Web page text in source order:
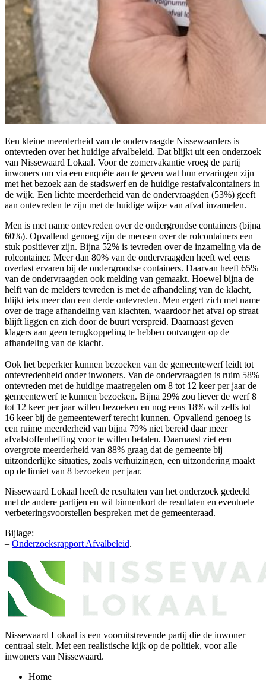
Een kleine meerderheid van de ondervraagde Nissewaarders is
ontevreden over het huidige afvalbeleid. Dat blijkt uit een onderzoek
van Nissewaard Lokaal. Voor de zomervakantie vroeg de partij
inwoners om via een enquête aan te geven wat hun ervaringen zijn
met het bezoek aan de stadswerf en de huidige restafvalcontainers in
de wijk. Een lichte meerderheid van de ondervraagden (53%) geeft
aan ontevreden te zijn met de huidige wijze van afval inzamelen.
Men is met name ontevreden over de ondergrondse containers (bijna
60%). Opvallend genoeg zijn de mensen over de rolcontainers een
stuk positiever zijn. Bijna 52% is tevreden over de inzameling via de
rolcontainer. Meer dan 80% van de ondervraagden heeft wel eens
overlast ervaren bij de ondergrondse containers. Daarvan heeft 65%
van de ondervraagden ook melding van gemaakt. Hoewel bijna de
helft van de melders tevreden is met de afhandeling van de klacht,
blijkt iets meer dan een derde ontevreden. Men ergert zich met name
over de trage afhandeling van klachten, waardoor het afval op straat
blijft liggen en zich door de buurt verspreid. Daarnaast geven
klagers aan geen terugkoppeling te hebben ontvangen op de
afhandeling van de klacht.
Ook het beperkter kunnen bezoeken van de gemeentewerf leidt tot
ontevredenheid onder inwoners. Van de ondervraagden is ruim 58%
ontevreden met de huidige maatregelen om 8 tot 12 keer per jaar de
gemeentewerf te kunnen bezoeken. Bijna 29% zou liever de werf 8
tot 12 keer per jaar willen bezoeken en nog eens 18% wil zelfs tot
16 keer bij de gemeentewerf terecht kunnen. Opvallend genoeg is
een ruime meerderheid van bijna 79% niet bereid daar meer
afvalstoffenheffing voor te willen betalen. Daarnaast ziet een
overgrote meerderheid van 88% graag dat de gemeente bij
uitzonderlijke situaties, zoals verhuizingen, een uitzondering maakt
op de limiet van 8 bezoeken per jaar.
Nissewaard Lokaal heeft de resultaten van het onderzoek gedeeld
met de andere partijen en wil binnenkort de resultaten en eventuele
verbeteringsvoorstellen bespreken met de gemeenteraad.
Bijlage:
– Onderzoeksrapport Afvalbeleid.
Nissewaard Lokaal is een vooruitstrevende partij die de inwoner
centraal stelt. Met een realistische kijk op de politiek, voor alle
inwoners van Nissewaard.
Home